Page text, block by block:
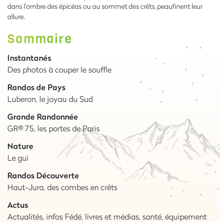
dans l'ombre des épicéas ou au sommet des crêts, peaufinent leur
allure.
Sommaire
Instantanés
Des photos à couper le souffle
Randos de Pays
Luberon, le joyau du Sud
Grande Randonnée
GR® 75, les portes de Paris
Nature
Le gui
Randos Découverte
Haut-Jura, des combes en crêts
Actus
Actualités, infos Fédé, livres et médias, santé, équipement